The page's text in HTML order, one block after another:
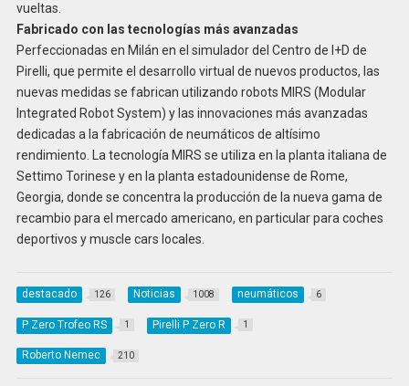
vueltas.
Fabricado con las tecnologías más avanzadas
Perfeccionadas en Milán en el simulador del Centro de I+D de
Pirelli, que permite el desarrollo virtual de nuevos productos, las
nuevas medidas se fabrican utilizando robots MIRS (Modular
Integrated Robot System) y las innovaciones más avanzadas
dedicadas a la fabricación de neumáticos de altísimo
rendimiento. La tecnología MIRS se utiliza en la planta italiana de
Settimo Torinese y en la planta estadounidense de Rome,
Georgia, donde se concentra la producción de la nueva gama de
recambio para el mercado americano, en particular para coches
deportivos y muscle cars locales.
destacado 126 Noticias 1008 neumáticos 6
P Zero Trofeo RS 1 Pirelli P Zero R 1
Roberto Nemec 210